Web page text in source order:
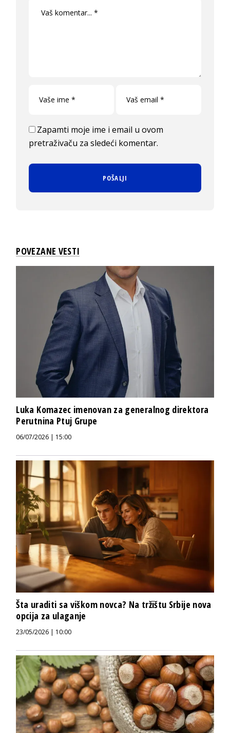
Zapamti moje ime i email u ovom
pretraživaču za sledeći komentar.
POVEZANE VESTI
Luka Komazec imenovan za generalnog direktora
Perutnina Ptuj Grupe
06/07/2026 | 15:00
Šta uraditi sa viškom novca? Na tržištu Srbije nova
opcija za ulaganje
23/05/2026 | 10:00